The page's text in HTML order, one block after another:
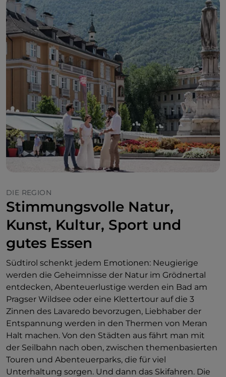
DIE REGION
Stimmungsvolle Natur,
Kunst, Kultur, Sport und
gutes Essen
Südtirol schenkt jedem Emotionen: Neugierige
werden die Geheimnisse der Natur im Grödnertal
entdecken, Abenteuerlustige werden ein Bad am
Pragser Wildsee oder eine Klettertour auf die 3
Zinnen des Lavaredo bevorzugen, Liebhaber der
Entspannung werden in den Thermen von Meran
Halt machen. Von den Städten aus fährt man mit
der Seilbahn nach oben, zwischen themenbasierten
Touren und Abenteuerparks, die für viel
Unterhaltung sorgen. Und dann das Skifahren. Die